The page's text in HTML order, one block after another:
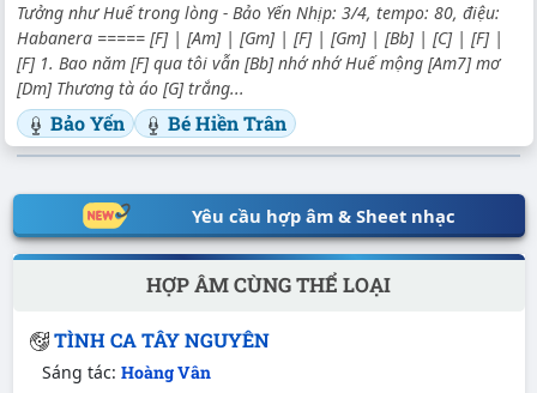
Tưởng như Huế trong lòng - Bảo Yến Nhịp: 3/4, tempo: 80, điệu:
Habanera ===== [F] | [Am] | [Gm] | [F] | [Gm] | [Bb] | [C] | [F] |
[F] 1. Bao năm [F] qua tôi vẫn [Bb] nhớ nhớ Huế mộng [Am7] mơ
[Dm] Thương tà áo [G] trắng...
Bảo Yến Bé Hiền Trân
Yêu cầu hợp âm & Sheet nhạc
HỢP ÂM CÙNG THỂ LOẠI
TÌNH CA TÂY NGUYÊN
Sáng tác: Hoàng Vân